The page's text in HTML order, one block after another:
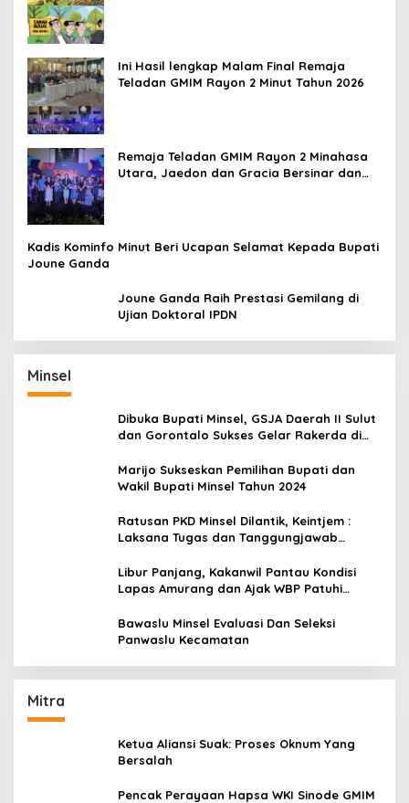
Ini Hasil lengkap Malam Final Remaja
Teladan GMIM Rayon 2 Minut Tahun 2026
Remaja Teladan GMIM Rayon 2 Minahasa
Utara, Jaedon dan Gracia Bersinar dan
Kadis Kominfo Minut Beri Ucapan Selamat Kepada Bupati
Joune Ganda
Joune Ganda Raih Prestasi Gemilang di
Ujian Doktoral IPDN
Minsel
Dibuka Bupati Minsel, GSJA Daerah II Sulut
dan Gorontalo Sukses Gelar Rakerda di
Marijo Sukseskan Pemilihan Bupati dan
Wakil Bupati Minsel Tahun 2024
Ratusan PKD Minsel Dilantik, Keintjem :
Laksana Tugas dan Tanggungjawab
Libur Panjang, Kakanwil Pantau Kondisi
Lapas Amurang dan Ajak WBP Patuhi
Bawaslu Minsel Evaluasi Dan Seleksi
Panwaslu Kecamatan
Mitra
Ketua Aliansi Suak: Proses Oknum Yang
Bersalah
Pencak Perayaan Hapsa WKI Sinode GMIM